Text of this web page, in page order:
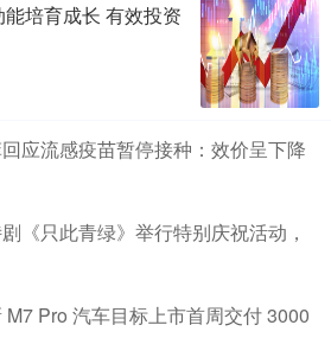
培育成长 有效投资
应流感疫苗暂停接种：效价呈下降
《只此青绿》举行特别庆祝活动，
Pro 汽车目标上市首周交付 3000